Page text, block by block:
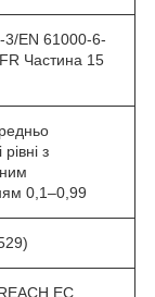
3/EN 61000-6-
Частина 15
з
0,1–0,99
EC